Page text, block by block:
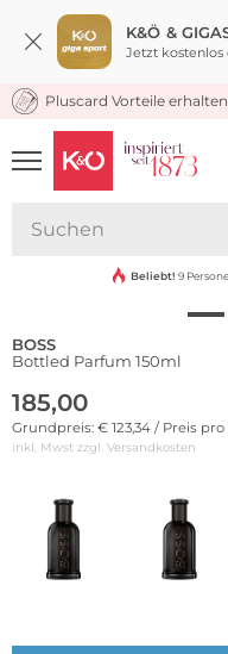
K&Ö &
Jetzt kostenlos
KOSTENLOSER
Pluscard Vorteile erhalten
UNSERE APP
CLICK &
Beliebt! 9
BOSS
Bottled Parfum 150ml
185,00
Grundpreis: € 123,34 / Preis pro
inkl. Mwst zzgl. Versandkosten